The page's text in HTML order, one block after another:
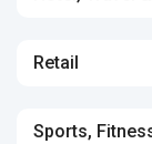
Retail
Sports,